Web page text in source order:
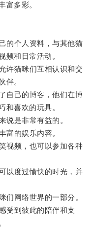
富多彩。
个人资料，与其他猫
频和日常活动。
猫咪们互相认识和交
伴。
己的博客，他们在博
和喜欢的玩具。
是非常有益的。
的娱乐内容。
频，也可以参加各种
度过愉快的时光，并
网络世界的一部分。
到彼此的陪伴和支